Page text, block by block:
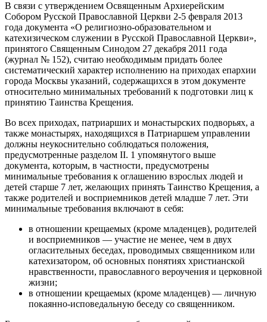
В связи с утверждением Освященным Архиерейским
Собором Русской Православной Церкви 2-5 февраля 2013
года документа «О религиозно-образовательном и
катехизическом служении в Русской Православной Церкви»,
принятого Священным Синодом 27 декабря 2011 года
(журнал № 152), считаю необходимым придать более
систематический характер исполнению на приходах епархии
города Москвы указаний, содержащихся в этом документе
относительно минимальных требований к подготовки лиц к
принятию Таинства Крещения.
Во всех приходах, патриарших и монастырских подворьях, а
также монастырях, находящихся в Патриаршем управлении
должны неукоснительно соблюдаться положения,
предусмотренные разделом II. 1 упомянутого выше
документа, которым, в частности, предусмотрены
минимальные требования к оглашению взрослых людей и
детей старше 7 лет, желающих принять Таинство Крещения, а
также родителей и восприемников детей младше 7 лет. Эти
минимальные требования включают в себя:
в отношении крещаемых (кроме младенцев), родителей
и восприемников — участие не менее, чем в двух
огласительных беседах, проводимых священником или
катехизатором, об основных понятиях христианской
нравственности, православного вероучения и церковной
жизни;
в отношении крещаемых (кроме младенцев) — личную
покаянно-исповедальную беседу со священником.